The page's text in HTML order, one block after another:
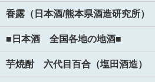
香露（日本酒/熊本県酒造研究所）
■日本酒 全国各地の地酒■
芋焼酎 六代目百合（塩田酒造）